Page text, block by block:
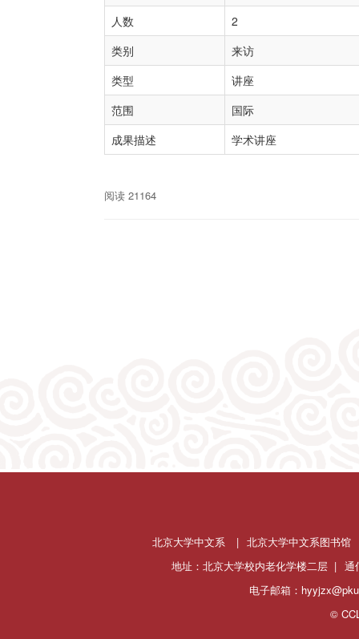
人数
2
类别
来访
类型
讲座
范围
国际
成果描述
学术讲座
阅读 21164
北京大学中文系 | 北京大学中文系图书馆
地址：北京大学校内老化学楼二层 | 通
电子邮箱：
©